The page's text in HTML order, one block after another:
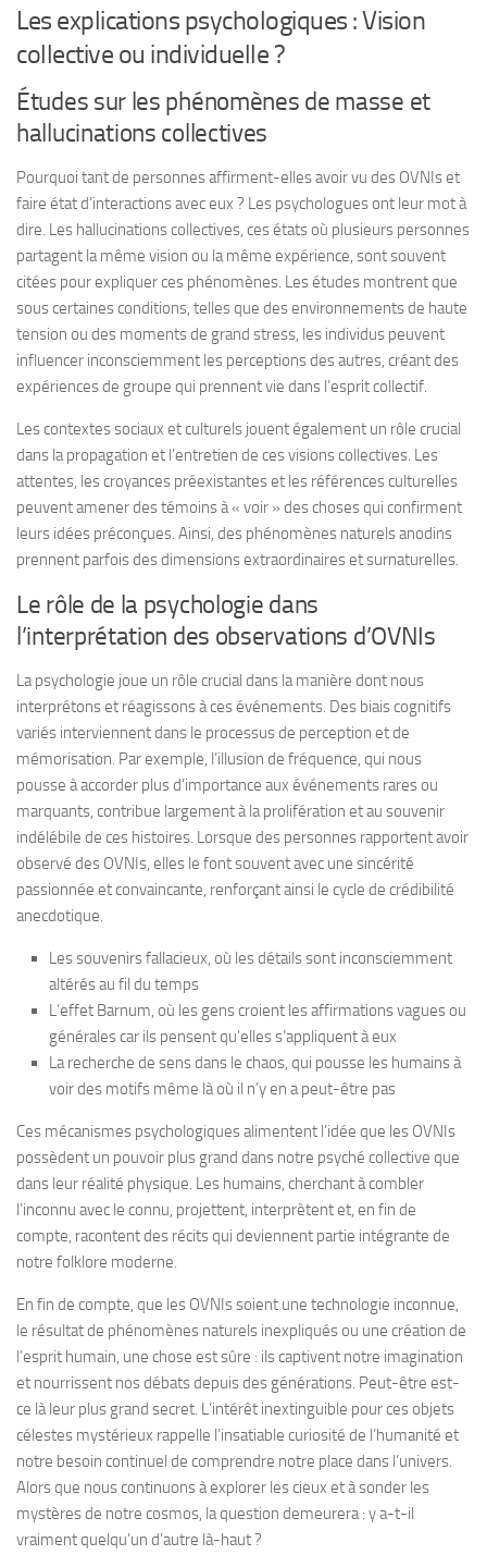
Les explications psychologiques : Vision
collective ou individuelle ?
Études sur les phénomènes de masse et
hallucinations collectives
Pourquoi tant de personnes affirment-elles avoir vu des OVNIs et
faire état d’interactions avec eux ? Les psychologues ont leur mot à
dire. Les hallucinations collectives, ces états où plusieurs personnes
partagent la même vision ou la même expérience, sont souvent
citées pour expliquer ces phénomènes. Les études montrent que
sous certaines conditions, telles que des environnements de haute
tension ou des moments de grand stress, les individus peuvent
influencer inconsciemment les perceptions des autres, créant des
expériences de groupe qui prennent vie dans l’esprit collectif.
Les contextes sociaux et culturels jouent également un rôle crucial
dans la propagation et l’entretien de ces visions collectives. Les
attentes, les croyances préexistantes et les références culturelles
peuvent amener des témoins à « voir » des choses qui confirment
leurs idées préconçues. Ainsi, des phénomènes naturels anodins
prennent parfois des dimensions extraordinaires et surnaturelles.
Le rôle de la psychologie dans
l’interprétation des observations d’OVNIs
La psychologie joue un rôle crucial dans la manière dont nous
interprétons et réagissons à ces événements. Des biais cognitifs
variés interviennent dans le processus de perception et de
mémorisation. Par exemple, l’illusion de fréquence, qui nous
pousse à accorder plus d’importance aux événements rares ou
marquants, contribue largement à la prolifération et au souvenir
indélébile de ces histoires. Lorsque des personnes rapportent avoir
observé des OVNIs, elles le font souvent avec une sincérité
passionnée et convaincante, renforçant ainsi le cycle de crédibilité
anecdotique.
Les souvenirs fallacieux, où les détails sont inconsciemment
altérés au fil du temps
L’effet Barnum, où les gens croient les affirmations vagues ou
générales car ils pensent qu’elles s’appliquent à eux
La recherche de sens dans le chaos, qui pousse les humains à
voir des motifs même là où il n’y en a peut-être pas
Ces mécanismes psychologiques alimentent l’idée que les OVNIs
possèdent un pouvoir plus grand dans notre psyché collective que
dans leur réalité physique. Les humains, cherchant à combler
l’inconnu avec le connu, projettent, interprètent et, en fin de
compte, racontent des récits qui deviennent partie intégrante de
notre folklore moderne.
En fin de compte, que les OVNIs soient une technologie inconnue,
le résultat de phénomènes naturels inexpliqués ou une création de
l’esprit humain, une chose est sûre : ils captivent notre imagination
et nourrissent nos débats depuis des générations. Peut-être est-
ce là leur plus grand secret. L’intérêt inextinguible pour ces objets
célestes mystérieux rappelle l’insatiable curiosité de l’humanité et
notre besoin continuel de comprendre notre place dans l’univers.
Alors que nous continuons à explorer les cieux et à sonder les
mystères de notre cosmos, la question demeurera : y a-t-il
vraiment quelqu’un d’autre là-haut ?